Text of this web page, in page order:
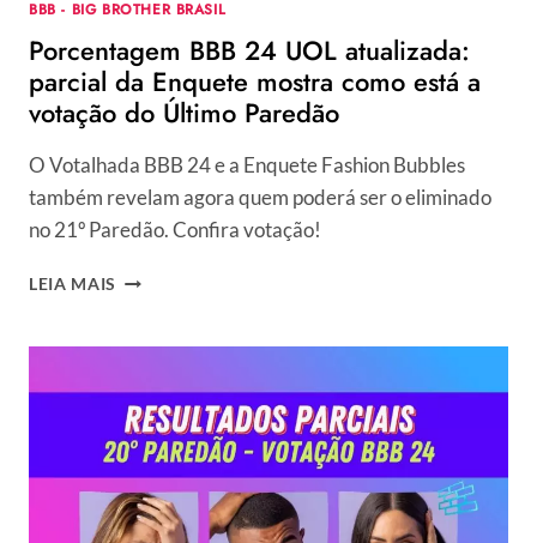
BBB - BIG BROTHER BRASIL
Porcentagem BBB 24 UOL atualizada:
parcial da Enquete mostra como está a
votação do Último Paredão
O Votalhada BBB 24 e a Enquete Fashion Bubbles
também revelam agora quem poderá ser o eliminado
no 21º Paredão. Confira votação!
LEIA MAIS PORCENTAGEM
UOL
PARCIAL
DA
ENQUETE
MOSTRA
COMO
ESTÁ